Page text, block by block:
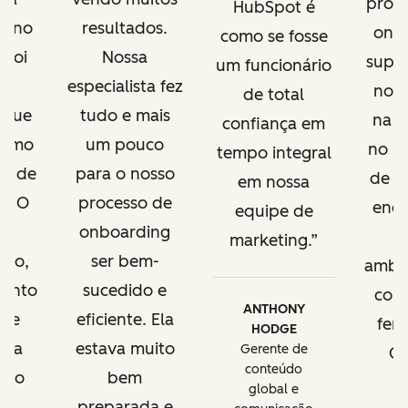
para seus
Como otimizar
seu site e blog
Relatórios
personalizados
KPIs, relatórios
de desempenho
do site,
relatórios por
domínio de
no
foi
de
O
e
o
resultados.
Nossa
especialista fez
tudo e mais
um pouco
para o nosso
processo de
onboarding
ser bem-
sucedido e
eficiente. Ela
estava muito
bem
HubSpot é
como se fosse
um funcionário
de total
confiança em
tempo integral
em nossa
equipe de
marketing.
ANTHONY
HODGE
Gerente de
conteúdo
global e
nos
na
no
de